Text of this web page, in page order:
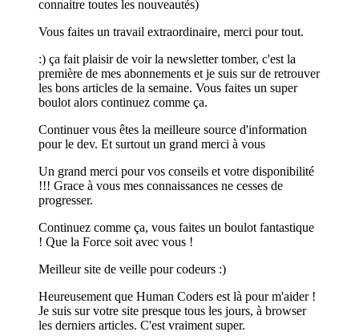
connaitre toutes les nouveautés)
Vous faites un travail extraordinaire, merci pour tout.
:) ça fait plaisir de voir la newsletter tomber, c'est la
première de mes abonnements et je suis sur de retrouver
les bons articles de la semaine. Vous faites un super
boulot alors continuez comme ça.
Continuer vous êtes la meilleure source d'information
pour le dev. Et surtout un grand merci à vous
Un grand merci pour vos conseils et votre disponibilité
!!! Grace à vous mes connaissances ne cesses de
progresser.
Continuez comme ça, vous faites un boulot fantastique
! Que la Force soit avec vous !
Meilleur site de veille pour codeurs :)
Heureusement que Human Coders est là pour m'aider !
Je suis sur votre site presque tous les jours, à browser
les derniers articles. C'est vraiment super.